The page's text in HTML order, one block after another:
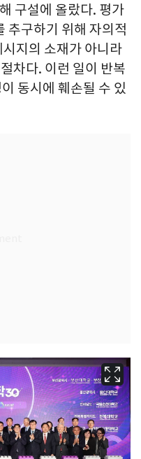
구설에 올랐다. 평가
추구하기 위해 자의적
지의 소재가 아니라
차다. 이런 일이 반복
동시에 훼손될 수 있